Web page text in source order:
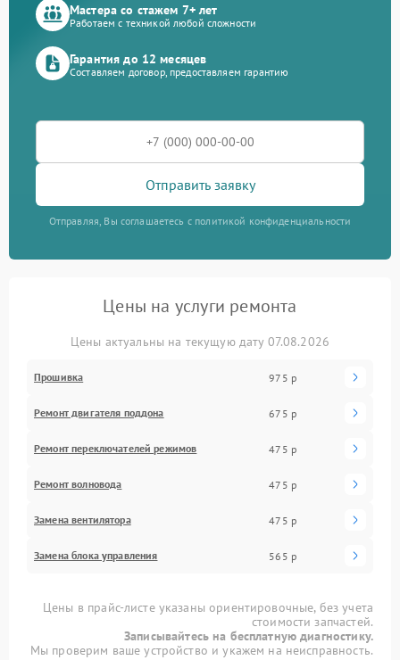
Мастера со стажем 7+ лет
Работаем с техникой любой сложности
Гарантия до 12 месяцев
Составляем договор, предоставляем гарантию
Отправить заявку
Отправляя, Вы соглашаетесь с политикой конфиденциальности
Цены на услуги ремонта
Цены актуальны на текущую дату 07.08.2026
Прошивка 975 р
Ремонт двигателя поддона 675 р
Ремонт переключателей режимов 475 р
Ремонт волновода 475 р
Замена вентилятора 475 р
Замена блока управления 565 р
Цены в прайс-листе указаны ориентировочные, без учета
стоимости запчастей.
Записывайтесь на бесплатную диагностику.
Мы проверим ваше устройство и укажем на неисправность.